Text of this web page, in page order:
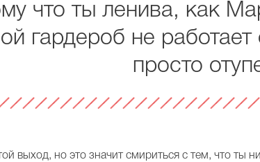
что ты ленива, как
гардероб не
просто
выход, но это значит смириться с тем, что ты